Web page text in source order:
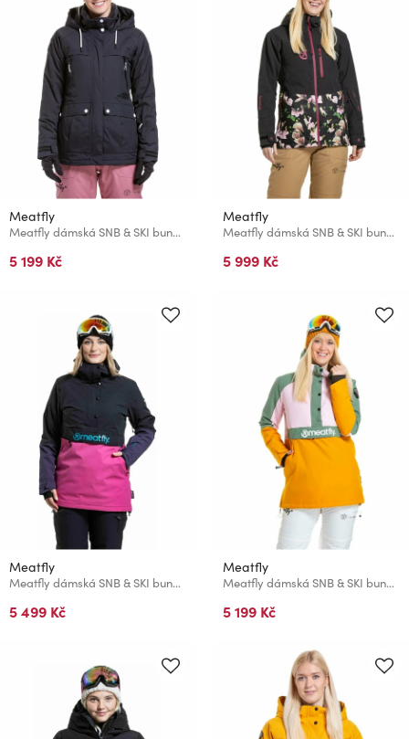
Meatfly
Meatfly dámská SNB & SKI bunda Terra Black
5 199 Kč
Meatfly
Meatfly dámská SNB & SKI bunda Gaia Magnolia / Black
5 999 Kč
Meatfly
Meatfly dámská SNB & SKI bunda Aiko Pink / Black
5 499 Kč
Meatfly
Meatfly dámská SNB & SKI bunda Aiko Pastel Pink / Sunflower
5 199 Kč